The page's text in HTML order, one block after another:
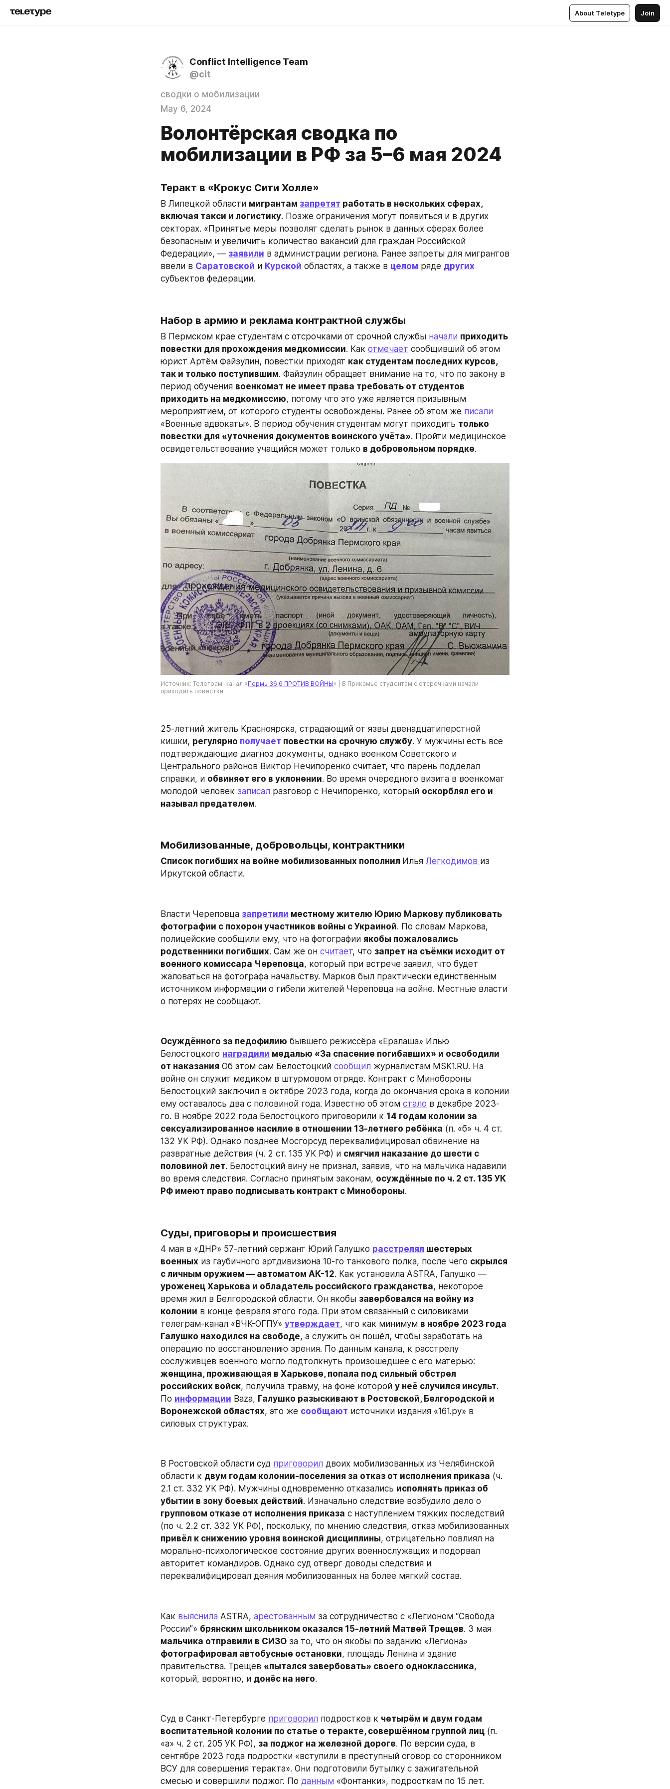
About Teletype Join
Conflict Intelligence Team
@cit
сводки о мобилизации
May 6, 2024
Волонтёрская сводка по
мобилизации в РФ за 5–6 мая 2024
Теракт в «Крокус Сити Холле»
В Липецкой области мигрантам запретят работать в нескольких сферах,
включая такси и логистику. Позже ограничения могут появиться и в других
секторах. «Принятые меры позволят сделать рынок в данных сферах более
безопасным и увеличить количество вакансий для граждан Российской
Федерации», — заявили в администрации региона. Ранее запреты для мигрантов
ввели в Саратовской и Курской областях, а также в целом ряде других
субъектов федерации.
Набор в армию и реклама контрактной службы
В Пермском крае студентам с отсрочками от срочной службы начали приходить
повестки для прохождения медкомиссии. Как отмечает сообщивший об этом
юрист Артём Файзулин, повестки приходят как студентам последних курсов,
так и только поступившим. Файзулин обращает внимание на то, что по закону в
период обучения военкомат не имеет права требовать от студентов
приходить на медкомиссию, потому что это уже является призывным
мероприятием, от которого студенты освобождены. Ранее об этом же писали
«Военные адвокаты». В период обучения студентам могут приходить только
повестки для «уточнения документов воинского учёта». Пройти медицинское
освидетельствование учащийся может только в добровольном порядке.
Источник: Телеграм-канал «Пермь 36,6 ПРОТИВ ВОЙНЫ» | В Прикамье студентам с отсрочками начали
приходить повестки.
25-летний житель Красноярска, страдающий от язвы двенадцатиперстной
кишки, регулярно получает повестки на срочную службу. У мужчины есть все
подтверждающие диагноз документы, однако военком Советского и
Центрального районов Виктор Нечипоренко считает, что парень подделал
справки, и обвиняет его в уклонении. Во время очередного визита в военкомат
молодой человек записал разговор с Нечипоренко, который оскорблял его и
называл предателем.
Мобилизованные, добровольцы, контрактники
Список погибших на войне мобилизованных пополнил Илья Легкодимов из
Иркутской области.
Власти Череповца запретили местному жителю Юрию Маркову публиковать
фотографии с похорон участников войны с Украиной. По словам Маркова,
полицейские сообщили ему, что на фотографии якобы пожаловались
родственники погибших. Сам же он считает, что запрет на съёмки исходит от
военного комиссара Череповца, который при встрече заявил, что будет
жаловаться на фотографа начальству. Марков был практически единственным
источником информации о гибели жителей Череповца на войне. Местные власти
о потерях не сообщают.
Осуждённого за педофилию бывшего режиссёра «Ералаша» Илью
Белостоцкого наградили медалью «За спасение погибавших» и освободили
от наказания Об этом сам Белостоцкий сообщил журналистам MSK1.RU. На
войне он служит медиком в штурмовом отряде. Контракт с Минобороны
Белостоцкий заключил в октябре 2023 года, когда до окончания срока в колонии
ему оставалось два с половиной года. Известно об этом стало в декабре 2023-
го. В ноябре 2022 года Белостоцкого приговорили к 14 годам колонии за
сексуализированное насилие в отношении 13-летнего ребёнка (п. «б» ч. 4 ст.
132 УК РФ). Однако позднее Мосгорсуд переквалифицировал обвинение на
развратные действия (ч. 2 ст. 135 УК РФ) и смягчил наказание до шести с
половиной лет. Белостоцкий вину не признал, заявив, что на мальчика надавили
во время следствия. Согласно принятым законам, осуждённые по ч. 2 ст. 135 УК
РФ имеют право подписывать контракт с Минобороны.
Суды, приговоры и происшествия
4 мая в «ДНР» 57-летний сержант Юрий Галушко расстрелял шестерых
военных из гаубичного артдивизиона 10-го танкового полка, после чего скрылся
с личным оружием — автоматом АК-12
уроженец Харькова и обладатель российского гражданства, некоторое
время жил в Белгородской области. Он якобы завербовался на войну из
колонии в конце февраля этого года. При этом связанный с силовиками
телеграм-канал «ВЧК-ОГПУ» утверждает, что как минимум в ноябре 2023 года
Галушко находился на свободе, а служить он пошёл, чтобы заработать на
операцию по восстановлению зрения. По данным канала, к расстрелу
женщина, проживающая в Харькове, попала под сильный обстрел
российских войск, получила травму, на фоне которой у неё случился инсульт.
По информации Baza, Галушко разыскивают в Ростовской, Белгородской и
Воронежской областях, это же сообщают источники издания «161.ру» в
силовых структурах.
В Ростовской области суд приговорил двоих мобилизованных из Челябинской
области к двум годам колонии-поселения за отказ от исполнения приказа (ч.
2.1 ст. 332 УК РФ). Мужчины одновременно отказались исполнять приказ об
убытии в зону боевых действий
групповом отказе от исполнения приказа с наступлением тяжких последствий
привёл к снижению уровня воинской дисциплины, отрицательно повлиял на
морально-психологическое состояние других военнослужащих и подорвал
авторитет командиров. Однако суд отверг доводы следствия и
переквалифицировал деяния мобилизованных на более мягкий состав.
Как выяснила ASTRA, арестованным за сотрудничество с «Легионом “Свобода
России”» брянским школьником оказался 15-летний Матвей Трещев
мальчика отправили в СИЗО
фотографировал автобусные остановки, площадь Ленина и здание
правительства. Трещев «пытался завербовать» своего одноклассника,
который, вероятно, и донёс на него.
Суд в Санкт-Петербурге приговорил подростков к четырём и двум годам
воспитательной колонии по статье о теракте, совершённом группой лиц (п.
«а» ч. 2 ст. 205 УК РФ), за поджог на железной дороге. По версии суда, в
сентябре 2023 года подростки «вступили в преступный сговор со сторонником
ВСУ для совершения теракта». Они подготовили бутылку с зажигательной
смесью и совершили поджог. По данным «Фонтанки», подросткам по 15 лет.